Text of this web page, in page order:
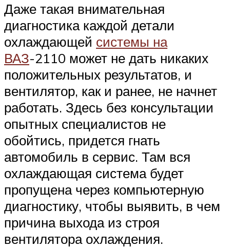
Даже такая внимательная
диагностика каждой детали
охлаждающей системы на
ВАЗ-2110 может не дать никаких
положительных результатов, и
вентилятор, как и ранее, не начнет
работать. Здесь без консультации
опытных специалистов не
обойтись, придется гнать
автомобиль в сервис. Там вся
охлаждающая система будет
пропущена через компьютерную
диагностику, чтобы выявить, в чем
причина выхода из строя
вентилятора охлаждения.